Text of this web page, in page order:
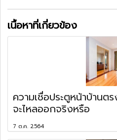
เนื้อหาที่เกี่ยวข้อง
ความเชื่อประตูหน้าบ้านต
จะไหลออกจริงหรือ
7 ต.ค. 2564